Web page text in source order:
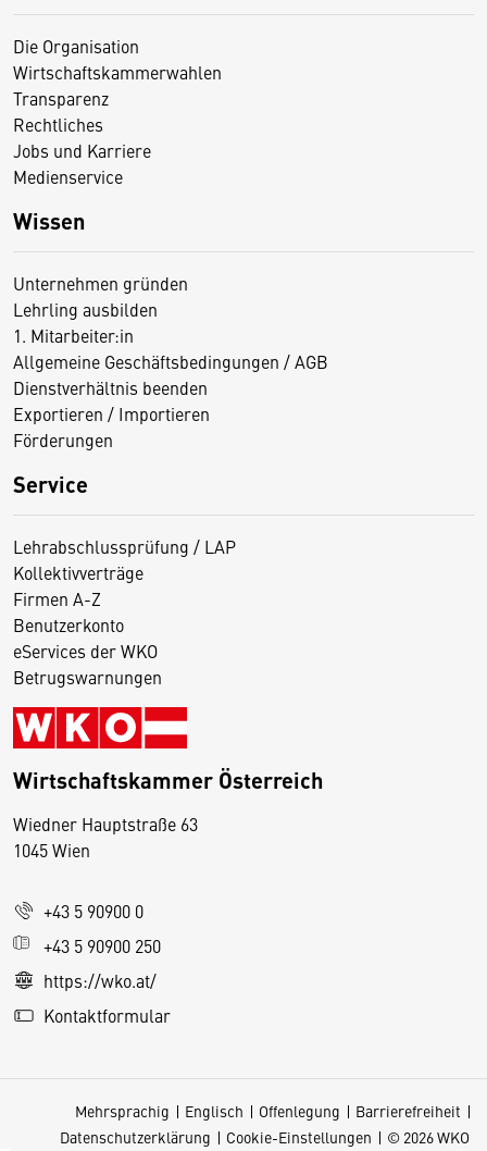
Die Organisation
Wirtschaftskammerwahlen
Transparenz
Rechtliches
Jobs und Karriere
Medienservice
Wissen
Unternehmen gründen
Lehrling ausbilden
1. Mitarbeiter:in
Allgemeine Geschäftsbedingungen / AGB
Dienstverhältnis beenden
Exportieren / Importieren
Förderungen
Service
Lehrabschlussprüfung / LAP
Kollektivverträge
Firmen A-Z
Benutzerkonto
eServices der WKO
Betrugswarnungen
Wirtschaftskammer Österreich
Wiedner Hauptstraße 63
1045 Wien
+43 5 90900 0
+43 5 90900 250
https://wko.at/
Kontaktformular
Mehrsprachig Englisch Offenlegung
Barrierefreiheit
Datenschutzerklärung
Cookie-Einstellungen © 2026 WKO
D
s
e
S
e